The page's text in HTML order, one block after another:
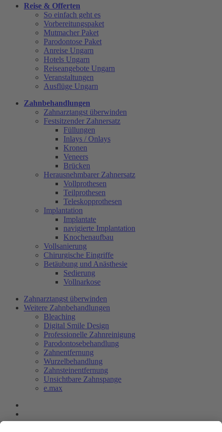
Reise & Offerten
So einfach geht es
Vorbereitungspaket
Mutmacher Paket
Parodontose Paket
Anreise Ungarn
Hotels Ungarn
Reiseangebote Ungarn
Veranstaltungen
Ausflüge Ungarn
Zahnbehandlungen
Zahnarztangst überwinden
Festsitzender Zahnersatz
Füllungen
Inlays / Onlays
Kronen
Veneers
Brücken
Herausnehmbarer Zahnersatz
Vollprothesen
Teilprothesen
Teleskopprothesen
Implantation
Implantate
navigierte Implantation
Knochenaufbau
Vollsanierung
Chirurgische Eingriffe
Betäubung und Anästhesie
Sedierung
Vollnarkose
Zahnarztangst überwinden
Weitere Zahnbehandlungen
Bleaching
Digital Smile Design
Professionelle Zahnreinigung
Parodontosebehandlung
Zahnentfernung
Wurzelbehandlung
Zahnsteinentfernung
Unsichtbare Zahnspange
e.max